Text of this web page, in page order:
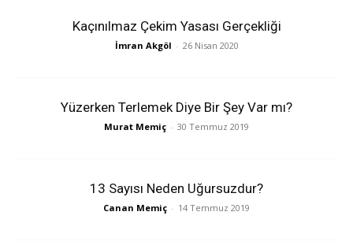
Kaçınılmaz Çekim Yasası Gerçekliği
İmran Akgöl - 26 Nisan 2020
Yüzerken Terlemek Diye Bir Şey Var mı?
Murat Memiç - 30 Temmuz 2019
13 Sayısı Neden Uğursuzdur?
Canan Memiç - 14 Temmuz 2019